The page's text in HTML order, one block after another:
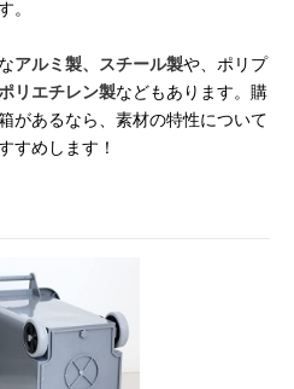
。
アルミ製、スチール製や、ポリプ
ポリエチレン製などもあります。購
があるなら、素材の特性について
すめします！